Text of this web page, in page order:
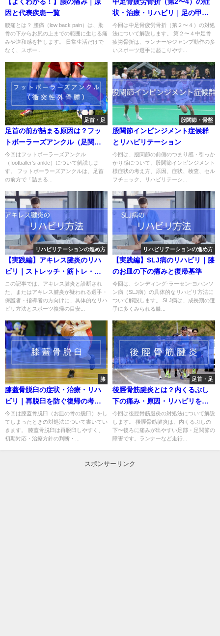
【よくわかる！】腰の痛み｜原
因と代表疾患一覧
腰痛とは？ 腰痛（low back pain）は、肋
骨の下からお尻の上までの範囲に生じる痛
みや違和感を指します。 日常生活だけで
なく、スポー...
中足骨疲労骨折（第2〜4）の症
状・治療・リハビリ｜足の甲の
痛みの原因と復帰の目安
今回は中足骨疲労骨折（第２〜４）の対処
法について解説します。 第２〜４中足骨
疲労骨折は、ランナーやジャンプ動作の多
いスポーツ選手に起こりやす...
足首・足
足首の前が詰まる原因は？フッ
トボーラーズアンクル（足関節
前方インピンジメント）を解説
今回はフットボーラーズアンクル
（footballer's ankle）について解説しま
す。 フットボーラーズアンクルは、足首
の前方で「詰まる...
股関節・骨盤
股関節インピンジメント症候群
とリハビリテーション
今回は、股関節の前側のつまり感・引っか
かり感について、股関節インピンジメント
様症状の考え方、原因、症状、検査、セル
フチェック、リハビリテーシ...
リハビリテーションの進め方
【実践編】アキレス腱炎のリハ
ビリ｜ストレッチ・筋トレ・復
帰基準を解説
この記事では、アキレス腱炎と診断され
た、またはアキレス腱炎が疑われる選手・
保護者・指導者の方向けに、具体的なリハ
ビリ方法とスポーツ復帰の目安...
リハビリテーションの進め方
【実践編】SLJ病のリハビリ｜膝
のお皿の下の痛みと復帰基準
今回は、シンディング-ラーセン-ヨハンソ
ン病（SLJ病）の具体的なリハビリ方法に
ついて解説します。 SLJ病は、成長期の選
手に多くみられる膝...
膝
膝蓋骨脱臼の症状・治療・リハ
ビリ｜再脱臼を防ぐ復帰の考え
方
今回は膝蓋骨脱臼（お皿の骨の脱臼）をし
てしまったときの対処法について書いてい
きます。 膝蓋骨脱臼は再脱臼しやすく、
初期対応・治療方針の判断・...
足首・足
後脛骨筋腱炎とは？内くるぶし
下の痛み・原因・リハビリを解
説
今回は後脛骨筋腱炎の対処法について解説
します。 後脛骨筋腱炎は、内くるぶしの
下〜後ろに痛みが出やすい足部・足関節の
障害です。ランナーなど走行...
スポンサーリンク